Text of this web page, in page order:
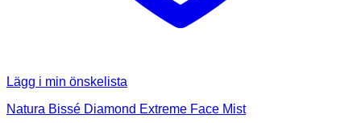
Lägg i min önskelista
Natura Bissé Diamond Extreme Face Mist